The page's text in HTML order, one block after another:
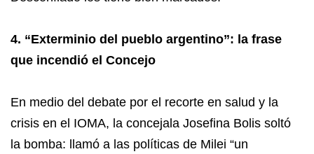
4. “Exterminio del pueblo argentino”: la frase
que incendió el Concejo
En medio del debate por el recorte en salud y la
crisis en el IOMA, la concejala Josefina Bolis soltó
la bomba: llamó a las políticas de Milei “un